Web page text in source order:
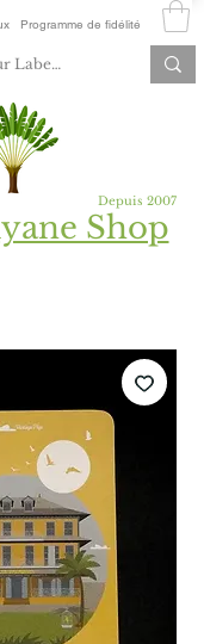
Programme de fidélité
Depuis 2007
Shop